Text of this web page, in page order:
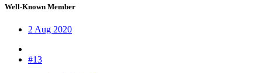
Well-Known Member
2 Aug 2020
#13